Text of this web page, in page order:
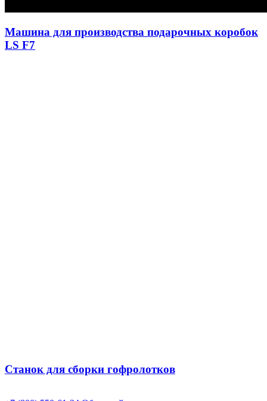
Машина для производства подарочных коробок
LS F7
Станок для сборки гофролотков